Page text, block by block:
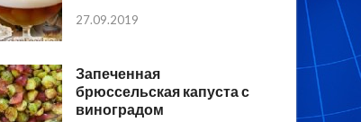
27.09.2019
Запеченная
брюссельская капуста с
виноградом